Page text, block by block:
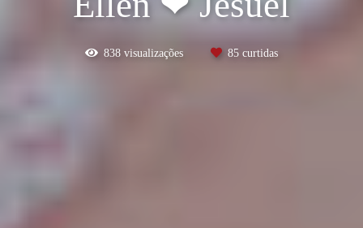
838 visualizações 85 curtidas